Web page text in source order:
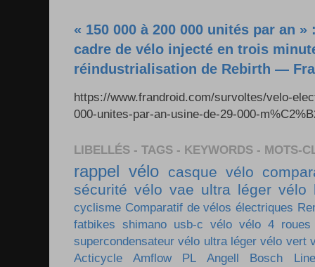
« 150 000 à 200 000 unités par an »
cadre de vélo injecté en trois
réindustrialisation de Rebirth —
https://www.frandroid.com/survoltes/velo-
000-unites-par-an-usine-de-29-000-
LIBELLÉS - TAGS - KEYWORDS - MOTS-
rappel vélo casque vélo
sécurité vélo vae ultra léger vélo
cyclisme Comparatif de vélos électriques
fatbikes shimano usb-c vélo vélo 4 roues
supercondensateur vélo ultra léger vélo vert
Acticycle
Amflow PL Angell
Bosch